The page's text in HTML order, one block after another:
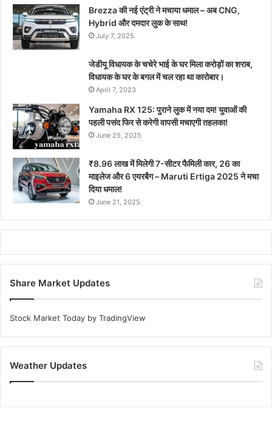
Brezza की नई एंट्री ने मचाया धमाल – अब CNG,
Hybrid और दमदार लुक के साथ!
July 7, 2025
जेडीयू विधायक के चचेरे भाई के घर मिला करोड़ों का शराब,
विधायक के घर के बगल में चल रहा था कारोबार।
April 7, 2023
Yamaha RX 125: पुराने लुक में नया दम! युवाओं की
पहली पसंद फिर से करेगी वापसी मचाएगी तहलका!
June 25, 2025
₹8.96 लाख में मिलेगी 7-सीटर फैमिली कार, 26 का
माइलेज और 6 एयरबैग – Maruti Ertiga 2025 ने मचा
दिया धमाल!
June 21, 2025
Share Market Updates
Stock Market Today by TradingView
Weather Updates